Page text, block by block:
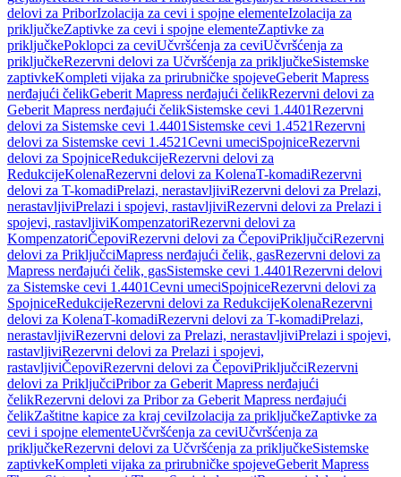
delovi za PriborIzolacija za cevi i spojne elementeIzolacija za
priključkeZaptivke za cevi i spojne elementeZaptivke za
priključkePoklopci za ceviUčvršćenja za ceviUčvršćenja za
priključkeRezervni delovi za Učvršćenja za priključkeSistemske
zaptivkeKompleti vijaka za prirubničke spojeveGeberit Mapress
nerđajući čelikGeberit Mapress nerđajući čelikRezervni delovi za
Geberit Mapress nerđajući čelikSistemske cevi 1.4401Rezervni
delovi za Sistemske cevi 1.4401 Sistemske cevi 1.4521Rezervni
delovi za Sistemske cevi 1.4521Cevni umeciSpojniceRezervni
delovi za SpojniceRedukcijeRezervni delovi za
RedukcijeKolenaRezervni delovi za KolenaT-komadiRezervni
delovi za T-komadiPrelazi, nerastavljiviRezervni delovi za Prelazi,
nerastavljiviPrelazi i spojevi, rastavljiviRezervni delovi za Prelazi i
spojevi, rastavljiviKompenzatoriRezervni delovi za
KompenzatoriČepoviRezervni delovi za ČepoviPriključciRezervni
delovi za PriključciMapress nerđajući čelik, gasRezervni delovi za
Mapress nerđajući čelik, gasSistemske cevi 1.4401Rezervni delovi
za Sistemske cevi 1.4401Cevni umeciSpojniceRezervni delovi za
SpojniceRedukcijeRezervni delovi za RedukcijeKolenaRezervni
delovi za KolenaT-komadiRezervni delovi za T-komadiPrelazi,
nerastavljiviRezervni delovi za Prelazi, nerastavljiviPrelazi i spojevi,
rastavljiviRezervni delovi za Prelazi i spojevi,
rastavljiviČepoviRezervni delovi za ČepoviPriključciRezervni
delovi za PriključciPribor za Geberit Mapress nerđajući
čelikRezervni delovi za Pribor za Geberit Mapress nerđajući
čelikZaštitne kapice za kraj ceviIzolacija za priključkeZaptivke za
cevi i spojne elementeUčvršćenja za ceviUčvršćenja za
priključkeRezervni delovi za Učvršćenja za priključkeSistemske
zaptivkeKompleti vijaka za prirubničke spojeveGeberit Mapress